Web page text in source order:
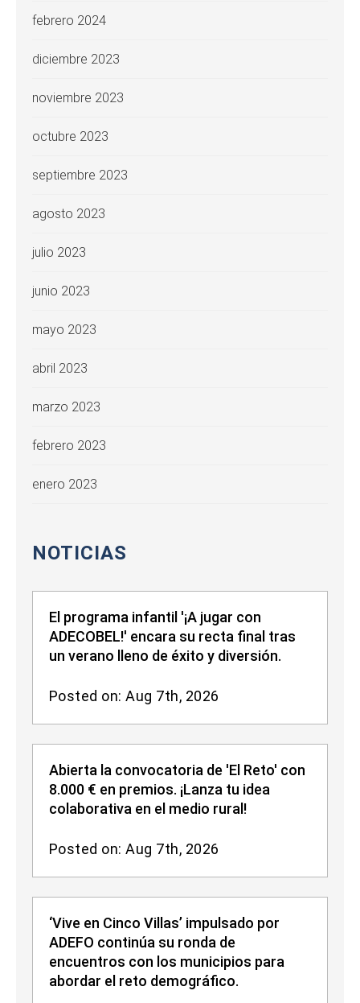
febrero 2024
diciembre 2023
noviembre 2023
octubre 2023
septiembre 2023
agosto 2023
julio 2023
junio 2023
mayo 2023
abril 2023
marzo 2023
febrero 2023
enero 2023
NOTICIAS
El programa infantil '¡A jugar con
ADECOBEL!' encara su recta final tras
un verano lleno de éxito y diversión.
Posted on: Aug 7th, 2026
Abierta la convocatoria de 'El Reto' con
8.000 € en premios. ¡Lanza tu idea
colaborativa en el medio rural!
Posted on: Aug 7th, 2026
‘Vive en Cinco Villas’ impulsado por
ADEFO continúa su ronda de
encuentros con los municipios para
abordar el reto demográfico.